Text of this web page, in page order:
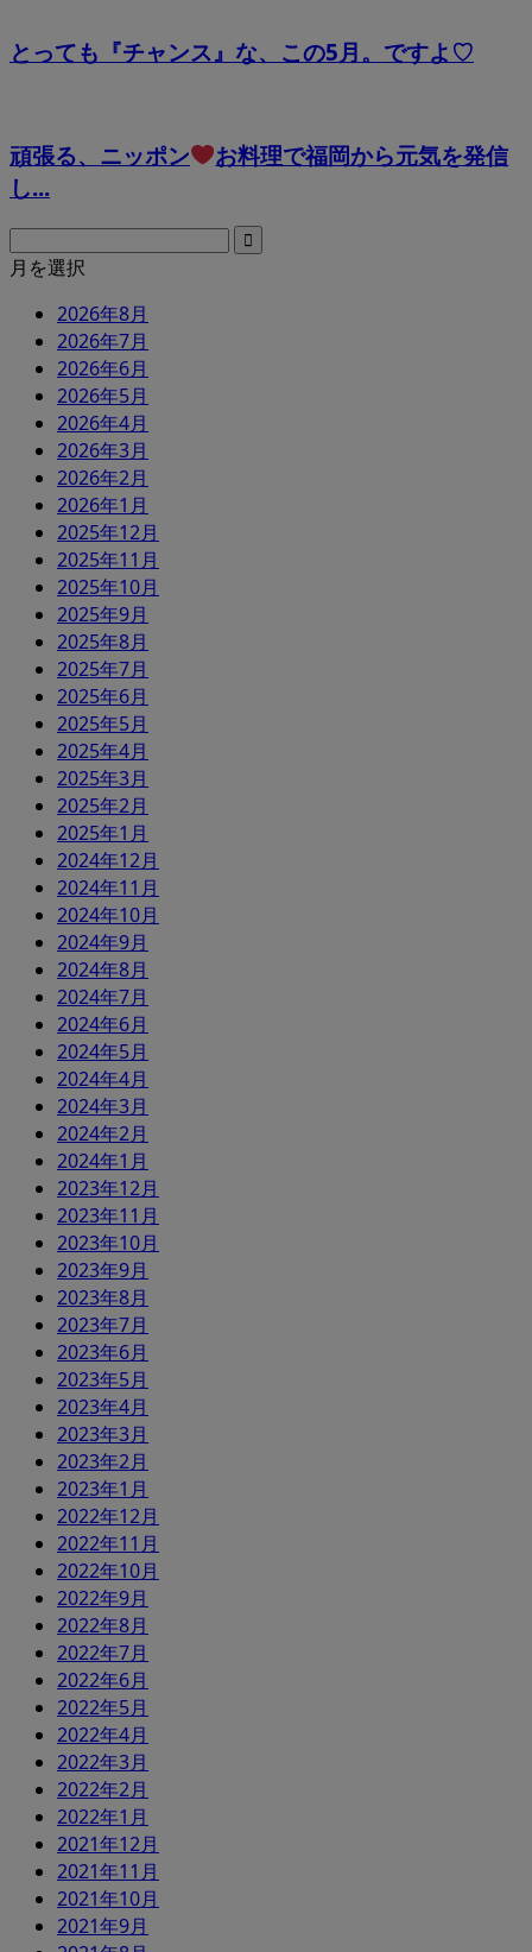
とっても『チャンス』な、この5月。ですよ♡
頑張る、ニッポン
お料理で福岡から元気を発信
し...
月を選択
2026年8月
2026年7月
2026年6月
2026年5月
2026年4月
2026年3月
2026年2月
2026年1月
2025年12月
2025年11月
2025年10月
2025年9月
2025年8月
2025年7月
2025年6月
2025年5月
2025年4月
2025年3月
2025年2月
2025年1月
2024年12月
2024年11月
2024年10月
2024年9月
2024年8月
2024年7月
2024年6月
2024年5月
2024年4月
2024年3月
2024年2月
2024年1月
2023年12月
2023年11月
2023年10月
2023年9月
2023年8月
2023年7月
2023年6月
2023年5月
2023年4月
2023年3月
2023年2月
2023年1月
2022年12月
2022年11月
2022年10月
2022年9月
2022年8月
2022年7月
2022年6月
2022年5月
2022年4月
2022年3月
2022年2月
2022年1月
2021年12月
2021年11月
2021年10月
2021年9月